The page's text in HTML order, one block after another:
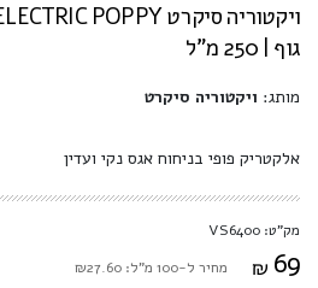
גוף | 250 מ"ל
מותג: ויקטוריה סיקרט
אלקטריק פופי בניחוח אגס נקי ועדין
מק"ט: VS6400
₪ 69 מחיר ל-100 מ"ל: ₪27.60